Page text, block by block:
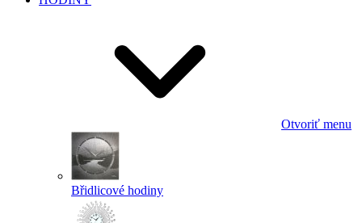
Otvoriť menu
Břidlicové hodiny